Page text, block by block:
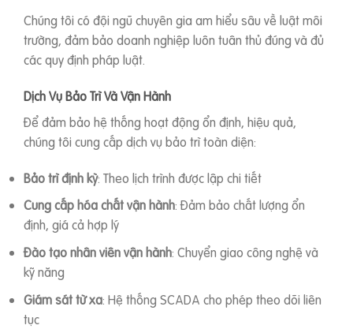
Chúng tôi có đội ngũ chuyên gia am hiểu sâu về luật môi
trường, đảm bảo doanh nghiệp luôn tuân thủ đúng và đủ
các quy định pháp luật.
Dịch Vụ Bảo Trì Và Vận Hành
Để đảm bảo hệ thống hoạt động ổn định, hiệu quả,
chúng tôi cung cấp dịch vụ bảo trì toàn diện:
Bảo trì định kỳ: Theo lịch trình được lập chi tiết
Cung cấp hóa chất vận hành: Đảm bảo chất lượng ổn
định, giá cả hợp lý
Đào tạo nhân viên vận hành: Chuyển giao công nghệ và
kỹ năng
Giám sát từ xa: Hệ thống SCADA cho phép theo dõi liên
tục